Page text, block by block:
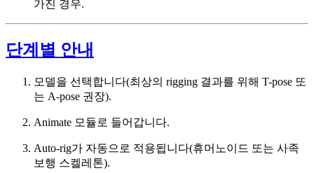
가진 경우.
단계별 안내
모델을 선택합니다(최상의 rigging 결과를 위해 T-pose 또
는 A-pose 권장).
Animate 모듈로 들어갑니다.
Auto-rig가 자동으로 적용됩니다(휴머노이드 또는 사족
보행 스켈레톤).